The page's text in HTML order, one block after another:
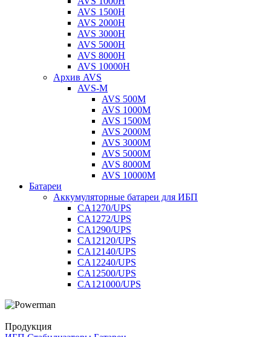
AVS 1500H
AVS 2000H
AVS 3000H
AVS 5000H
AVS 8000H
AVS 10000H
Архив AVS
AVS-M
AVS 500M
AVS 1000M
AVS 1500M
AVS 2000M
AVS 3000M
AVS 5000M
AVS 8000M
AVS 10000M
Батареи
Аккумуляторные батареи для ИБП
CA1270/UPS
CA1272/UPS
CA1290/UPS
CA12120/UPS
CA12140/UPS
CA12240/UPS
CA12500/UPS
CA121000/UPS
Продукция